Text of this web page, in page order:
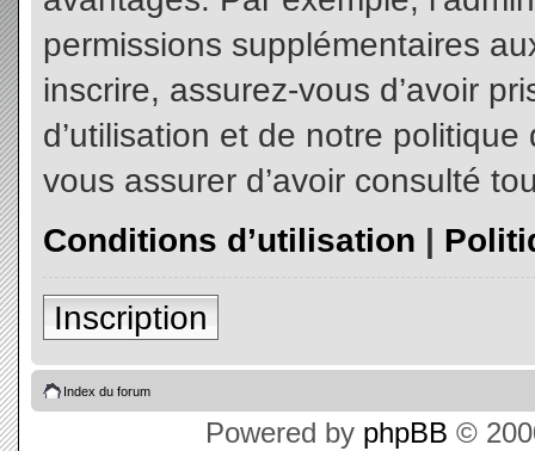
permissions supplémentaires
inscrire, assurez-vous d’avoir
d’utilisation et de notre
vous assurer d’avoir consulté
Conditions d’utilisation |
Inscription
Index du forum
Powered by phpBB ©